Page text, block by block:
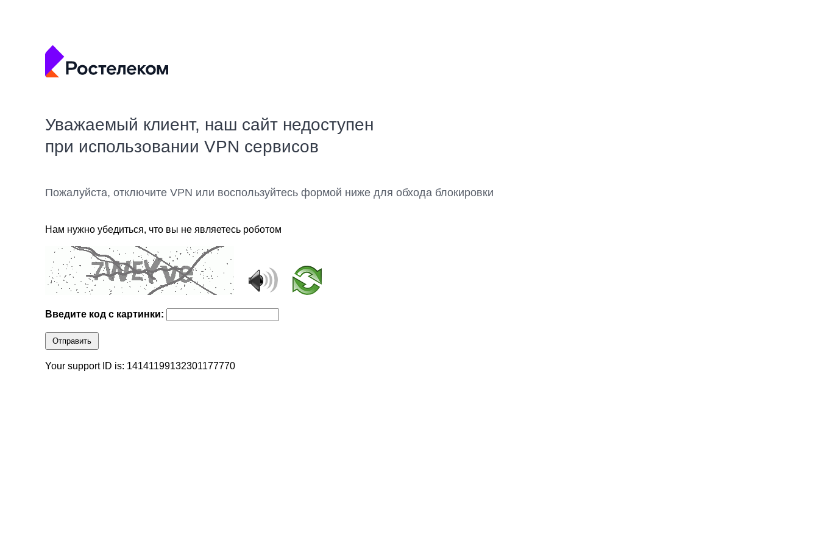
Уважаемый клиент, наш сайт недоступен
при использовании VPN сервисов
Пожалуйста, отключите VPN или воспользуйтесь формой ниже для обхода блокировки
Нам нужно убедиться, что вы не являетесь роботом
Введите код с картинки:
Отправить
Your support ID is: 14141199132301177770